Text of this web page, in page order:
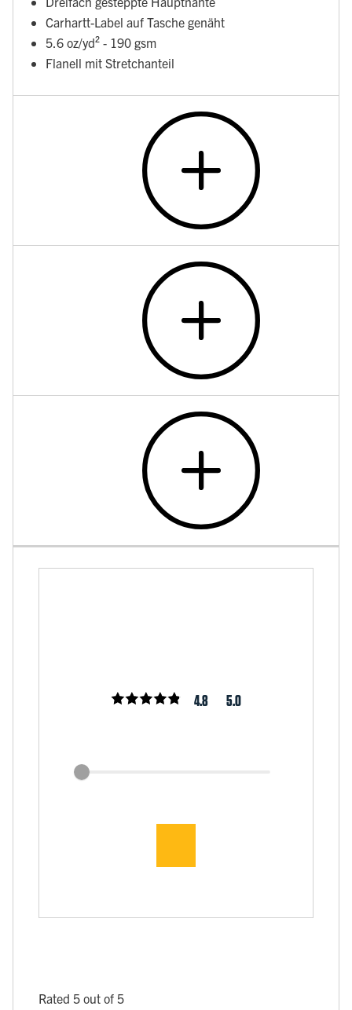
Carhartt-Label auf Tasche genäht
5.6 oz/yd² - 190 gsm
Flanell mit Stretchanteil
4.8 5.0
Rated 5 out of 5